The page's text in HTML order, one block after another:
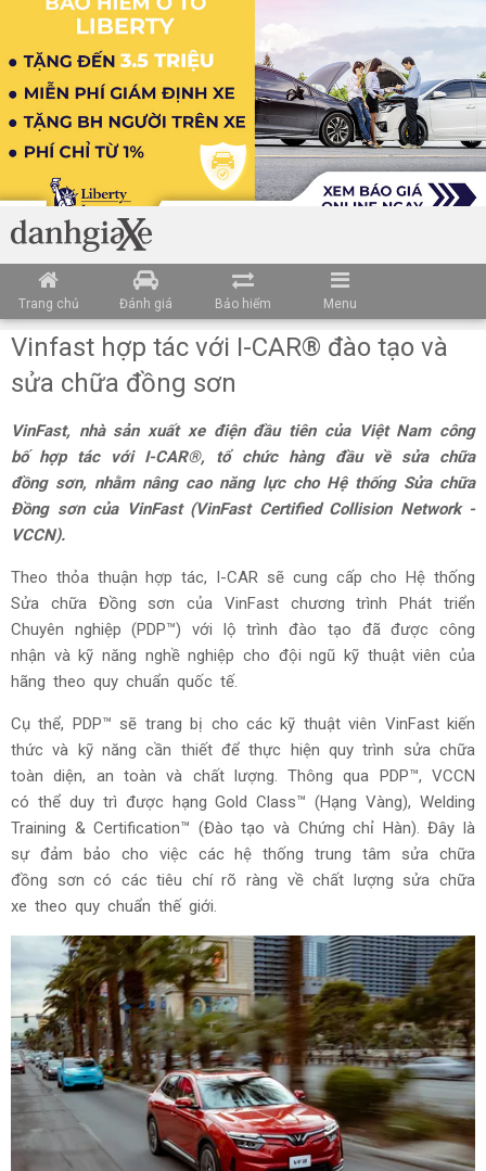
Trang chủ Đánh giá Bảo hiểm Menu
Vinfast hợp tác với I-CAR® đào tạo và
sửa chữa đồng sơn
VinFast, nhà sản xuất xe điện đầu tiên của Việt Nam công
bố hợp tác với I-CAR®, tổ chức hàng đầu về sửa chữa
đồng sơn, nhằm nâng cao năng lực cho Hệ thống Sửa chữa
Đồng sơn của VinFast (VinFast Certified Collision Network -
VCCN).
Theo thỏa thuận hợp tác, I-CAR sẽ cung cấp cho Hệ thống
Sửa chữa Đồng sơn của VinFast chương trình Phát triển
Chuyên nghiệp (PDP™) với lộ trình đào tạo đã được công
nhận và kỹ năng nghề nghiệp cho đội ngũ kỹ thuật viên của
hãng theo quy chuẩn quốc tế.
Cụ thể, PDP™ sẽ trang bị cho các kỹ thuật viên VinFast kiến
thức và kỹ năng cần thiết để thực hiện quy trình sửa chữa
toàn diện, an toàn và chất lượng. Thông qua PDP™, VCCN
có thể duy trì được hạng Gold Class™ (Hạng Vàng), Welding
Training & Certification™ (Đào tạo và Chứng chỉ Hàn). Đây là
sự đảm bảo cho việc các hệ thống trung tâm sửa chữa
đồng sơn có các tiêu chí rõ ràng về chất lượng sửa chữa
xe theo quy chuẩn thế giới.